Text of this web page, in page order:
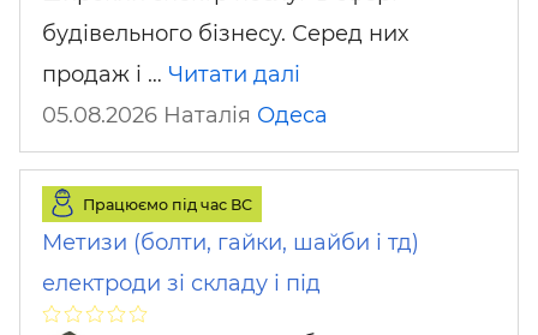
будівельного бізнесу. Серед них
продаж і … Читати далі
05.08.2026 Наталія Одеса
Працюємо під час ВС
Метизи (болти, гайки, шайби і тд)
електроди зі складу і під